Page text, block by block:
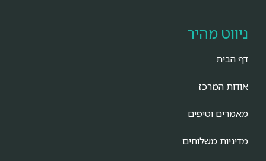
ניווט מהיר
דף הבית
אודות המרכז
מאמרים וטיפים
מדיניות משלוחים